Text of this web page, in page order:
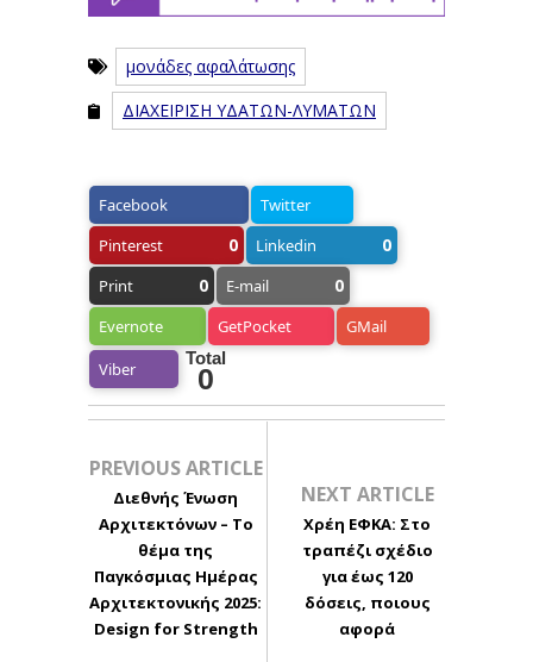
μονάδες αφαλάτωσης
ΔΙΑΧΕΙΡΙΣΗ ΥΔΑΤΩΝ-ΛΥΜΑΤΩΝ
Facebook
Twitter
Pinterest
0 Linkedin 0
Print 0 E-mail 0
Evernote GetPocket GMail
Viber
Total
0
PREVIOUS ARTICLE
Διεθνής Ένωση
Αρχιτεκτόνων – Το
θέμα της
Παγκόσμιας Ημέρας
Αρχιτεκτονικής 2025:
Design for Strength
NEXT ARTICLE
Χρέη ΕΦΚΑ: Στο
τραπέζι σχέδιο
για έως 120
δόσεις, ποιους
αφορά